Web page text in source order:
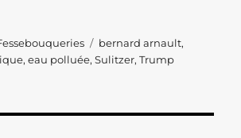
Étiquettes
bernard arnault,
,eau polluée,Sulitzer,Trump